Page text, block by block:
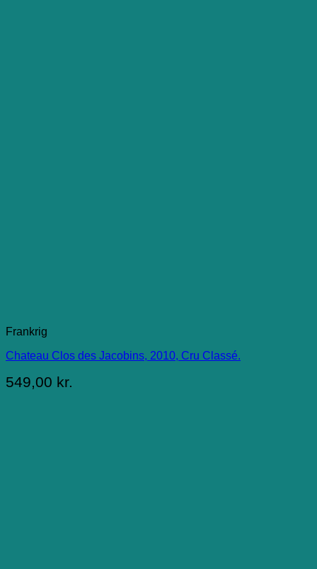
Frankrig
Chateau Clos des Jacobins, 2010, Cru Classé.
549,00 kr.